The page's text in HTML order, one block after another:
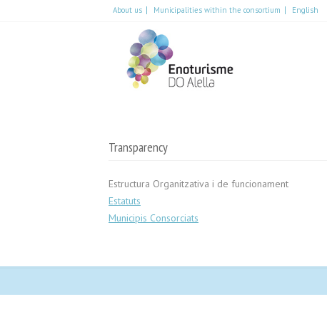
About us Municipalities within the consortium
English
Transparency
Estructura Organitzativa i de funcionament
Estatuts
Municipis Consorciats